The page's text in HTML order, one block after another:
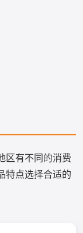
区有不同的消费
特点选择合适的